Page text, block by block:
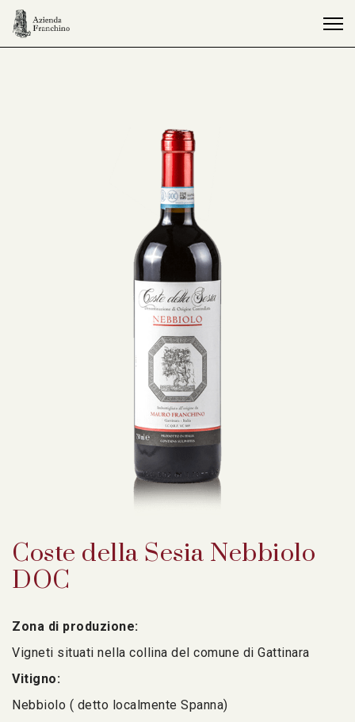
Coste della Sesia Nebbiolo
DOC
Zona di produzione:
Vigneti situati nella collina del comune di Gattinara
Vitigno:
Nebbiolo ( detto localmente Spanna)